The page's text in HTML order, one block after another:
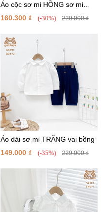
Áo cộc sơ mi HỒNG sơ mi
viền trắng phối nơ
160.300 ₫ (-30%) 229.000 ₫
Áo dài sơ mi TRẮNG vai bồng
149.000 ₫
(-35%) 229.000 ₫